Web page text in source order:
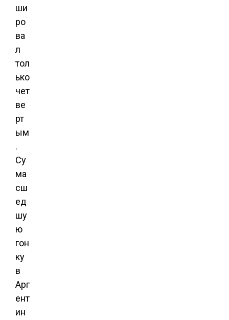
ши
ро
ва
л
тол
ько
чет
ве
рт
ым
.
Су
ма
сш
ед
шу
ю
гон
ку
в
Арг
ент
ин